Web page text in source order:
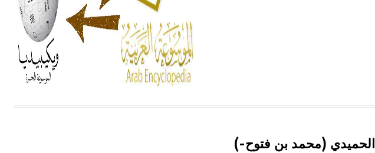
- هل تعلم أن المرجان إفراز حيواني
يتكون في البحر ويتركب من مادة
كربونات الكلسيوم، وهو أحمر أو شديد
الحمرة وهو أجود أنواعه، ويمتاز بكبر
الحجم ويسمى الش
الحميدي (محمد بن فتوح-)